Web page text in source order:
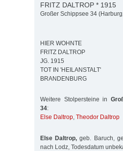
FRITZ DALTROP * 1915
Großer Schippsee 34
HIER WOHNTE
FRITZ DALTROP
JG. 1915
TOT IN 'HEILANSTALT'
BRANDENBURG
Weitere Stolpersteine in
34:
Else Daltrop, Theodor Daltrop
Else Daltrop, geb. Baruch,
nach Lodz, Todesdatum